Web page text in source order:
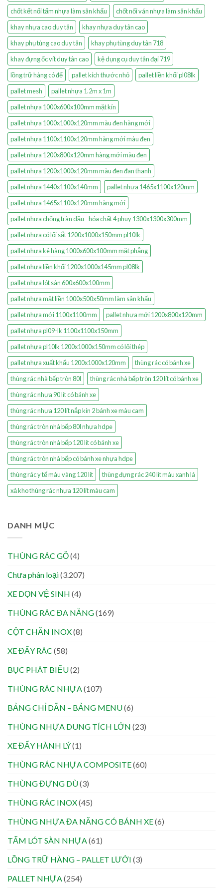
chốt kết nối tấm nhựa làm sân khấu
chốt nối ván nhựa làm sân khấu
khay nhựa cao duy tân
khay nhựa duy tân cao
khay phụ tùng cao duy tân
khay phụ tùng duy tân 718
khay đựng ốc vít duy tân cao
kệ dụng cụ duy tân đại 719
lồng trữ hàng có đế
pallet kích thước nhỏ
pallet liền khối pl08lk
pallet mesh
pallet nhựa 1.2m x 1m
pallet nhựa 1000x600x100mm mặt kín
pallet nhựa 1000x1000x120mm màu đen hàng mới
pallet nhựa 1100x1100x120mm hàng mới màu đen
pallet nhựa 1200x800x120mm hàng mới màu đen
pallet nhựa 1200x1000x120mm màu đen đan thanh
pallet nhựa 1440x1100x140mm
pallet nhựa 1465x1100x120mm
pallet nhựa 1465x1100x120mm hàng mới
pallet nhựa chống tràn dầu - hóa chất 4 phuy 1300x1300x300mm
pallet nhựa có lõi sắt 1200x1000x150mm pl10lk
pallet nhựa kê hàng 1000x600x100mm mặt phẳng
pallet nhựa liền khối 1200x1000x145mm pl08lk
pallet nhựa lót sàn 600x600x100mm
pallet nhựa mặt liền 1000x500x50mm làm sân khấu
pallet nhựa mới 1100x1100mm
pallet nhựa mới 1200x800x120mm
pallet nhựa pl09-lk 1100x1100x150mm
pallet nhựa pl10lk 1200x1000x150mm có lõi thép
pallet nhựa xuất khẩu 1200x1000x120mm
thùng rác có bánh xe
thùng rác nhà bếp tròn 80l
thùng rác nhà bếp tròn 120 lít có bánh xe
thùng rác nhựa 90 lít có bánh xe
thùng rác nhựa 120 lít nắp kín 2 bánh xe màu cam
thùng rác tròn nhà bếp 80l nhựa hdpe
thùng rác tròn nhà bếp 120 lít có bánh xe
thùng rác tròn nhà bếp có bánh xe nhựa hdpe
thùng rác y tế màu vàng 120 lít
thùng đựng rác 240 lít màu xanh lá
xả kho thùng rác nhựa 120 lít màu cam
DANH MỤC
THÙNG RÁC GỖ(4)
Chưa phân loại(3.207)
XE DỌN VỆ SINH (4)
THÙNG RÁC ĐA NĂNG(169)
CỘT CHẮN INOX(8)
XE ĐẨY RÁC (58)
BỤC PHÁT BIỂU(2)
THÙNG RÁC NHỰA (107)
BẢNG CHỈ DẪN – BẢNG MENU(6)
THÙNG NHỰA DUNG TÍCH LỚN (23)
XE ĐẨY HÀNH LÝ(1)
THÙNG RÁC NHỰA COMPOSITE(60)
THÙNG ĐỰNG DÙ(3)
THÙNG RÁC INOX(45)
THÙNG NHỰA ĐA NĂNG CÓ BÁNH XE(6)
TẤM LÓT SÀN NHỰA (61)
LỒNG TRỮ HÀNG – PALLET LƯỚI (3)
PALLET NHỰA (254)